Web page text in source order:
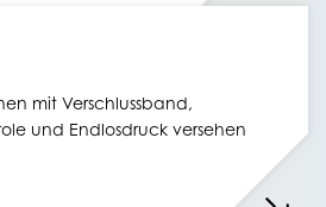
mit Verschlussband,
und Endlosdruck versehen